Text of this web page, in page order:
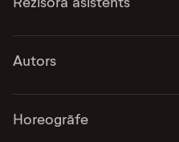
Autors
Horeogrāfe